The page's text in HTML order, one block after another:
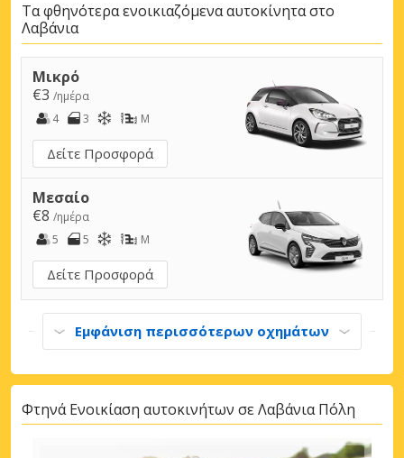
Τα φθηνότερα ενοικιαζόμενα αυτοκίνητα στο
Λαβάνια
Μικρό
€3 /ημέρα
4
3 M
Δείτε Προσφορά
Μεσαίο
€8 /ημέρα
5
5 M
Δείτε Προσφορά
Εμφάνιση περισσότερων οχημάτων
Φτηνά Ενοικίαση αυτοκινήτων σε Λαβάνια Πόλη